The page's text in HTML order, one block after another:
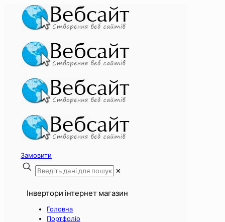
Замовити
✕
Інвертори інтернет магазин
Головна
Портфоліо